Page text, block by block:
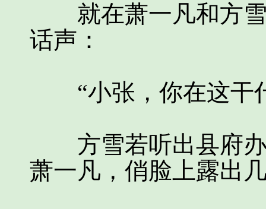
就在萧一凡和方雪
话声：
“小张，你在这干
方雪若听出县府办
萧一凡，俏脸上露出